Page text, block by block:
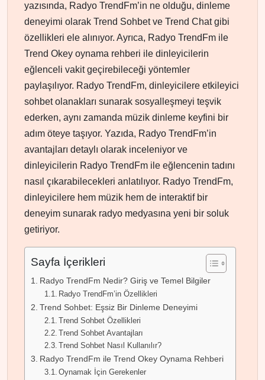
yazısında, Radyo TrendFm’in ne olduğu, dinleme
deneyimi olarak Trend Sohbet ve Trend Chat gibi
özellikleri ele alınıyor. Ayrıca, Radyo TrendFm ile
Trend Okey oynama rehberi ile dinleyicilerin
eğlenceli vakit geçirebileceği yöntemler
paylaşılıyor. Radyo TrendFm, dinleyicilere etkileyici
sohbet olanakları sunarak sosyalleşmeyi teşvik
ederken, aynı zamanda müzik dinleme keyfini bir
adım öteye taşıyor. Yazıda, Radyo TrendFm’in
avantajları detaylı olarak inceleniyor ve
dinleyicilerin Radyo TrendFm ile eğlencenin tadını
nasıl çıkarabilecekleri anlatılıyor. Radyo TrendFm,
dinleyicilere hem müzik hem de interaktif bir
deneyim sunarak radyo medyasına yeni bir soluk
getiriyor.
Sayfa İçerikleri
Radyo TrendFm Nedir? Giriş ve Temel Bilgiler
Radyo TrendFm’in Özellikleri
Trend Sohbet: Eşsiz Bir Dinleme Deneyimi
Trend Sohbet Özellikleri
Trend Sohbet Avantajları
Trend Sohbet Nasıl Kullanılır?
Radyo TrendFm ile Trend Okey Oynama Rehberi
Oynamak İçin Gerekenler